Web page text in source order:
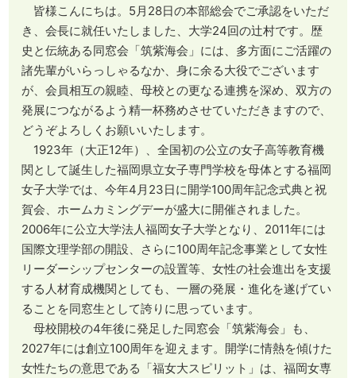
皆様こんにちは。5月28日の本部総会でご承認をいただ
き、会長に就任いたしました、大学24回の辻村です。歴
史と伝統ある同窓会「筑紫海会」には、多方面にご活躍の
諸先輩がいらっしゃるなか、身に余る大役でございます
が、会員相互の親睦、母校との更なる連携を深め、双方の
発展につながるよう精一杯務めさせていただきますので、
どうぞよろしくお願いいたします。
1923年（大正12年）、全国初の公立の女子高等教育機
関として誕生した福岡県立女子専門学校を母体とする福岡
女子大学では、今年4月23日に開学100周年記念式典と祝
賀会、ホームカミングデーが盛大に開催されました。
2006年に公立大学法人福岡女子大学となり、2011年には
国際文理学部の開設、さらに100周年記念事業として女性
リーダーシップセンターの設置等、女性の社会進出を支援
する人材育成機関としても、一層の発展・進化を遂げてい
ることを同窓生として誇りに思っています。
母校開校の4年後に発足した同窓会「筑紫海会」も、
2027年には創立100周年を迎えます。開学に情熱を傾けた
女性たちの意思である「福女大スピリット」は、福岡女専